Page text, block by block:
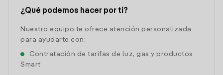
¿Qué podemos hacer por ti?
Nuestro equipo te ofrece atención personalizada
para ayudarte con:
Contratación de tarifas de luz, gas y productos
Smart